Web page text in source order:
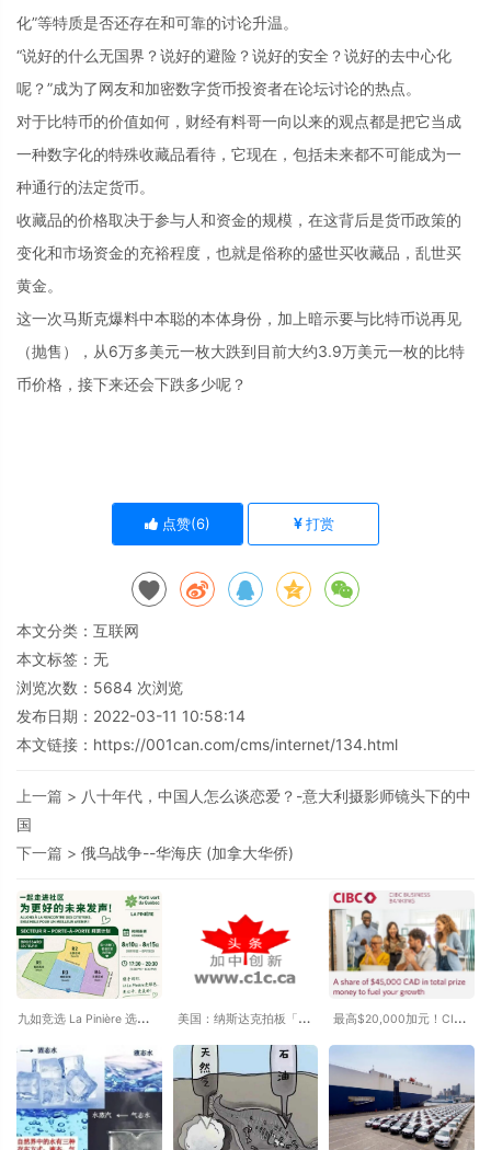
化”等特质是否还存在和可靠的讨论升温。
“说好的什么无国界？说好的避险？说好的安全？说好的去中心化
呢？”成为了网友和加密数字货币投资者在论坛讨论的热点。
对于比特币的价值如何，财经有料哥一向以来的观点都是把它当成
一种数字化的特殊收藏品看待，它现在，包括未来都不可能成为一
种通行的法定货币。
收藏品的价格取决于参与人和资金的规模，在这背后是货币政策的
变化和市场资金的充裕程度，也就是俗称的盛世买收藏品，乱世买
黄金。
这一次马斯克爆料中本聪的本体身份，加上暗示要与比特币说再见
（抛售），从6万多美元一枚大跌到目前大约3.9万美元一枚的比特
币价格，接下来还会下跌多少呢？
点赞(6) 打赏
本文分类： 互联网
本文标签：无
浏览次数： 5684 次浏览
发布日期：2022-03-11 10:58:14
本文链接： https://001can.com/cms/internet/134.html
上一篇 > 八十年代，中国人怎么谈恋爱？-意大利摄影师镜头下的中
国
下一篇 > 俄乌战争--华海庆 (加拿大华侨)
九如竞选 La Pinière 选区省
票计划
美国：纳斯达克拍板「23
小时 - 将于今年12月6日上
最高$20,000加元！CIBC